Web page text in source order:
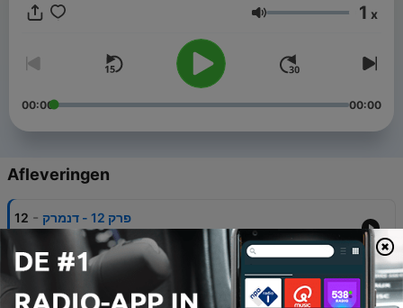
Volume 1 x
00:00 00:00
Afleveringen
12 - פרק 12 - דנמרק
07 aug. 2026
11 - פרק 11 - אוסטרליה 2 (פרק בונוס)
24 jul. 2026